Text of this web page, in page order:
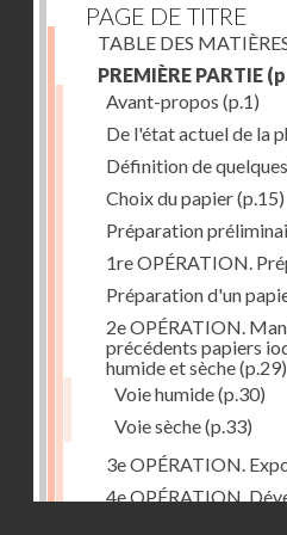
PAGE DE TITRE
TABLE DES
PREMIÈRE PARTIE
Avant-propos (p.1)
De l'état actuel de la
Définition de
Choix du papier(p.15)
Préparation
1re OPÉRATION.
Préparation d'un
2e OPÉRATION.
précédents papiers
humide et sèche(p.29)
Voie humide(p.30)
Voie sèche(p.33)
3e OPÉRATION.
4e OPÉRATION.